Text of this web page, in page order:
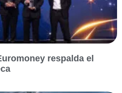
respalda el